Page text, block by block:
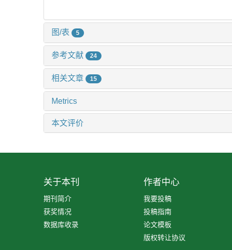
图/表 5
参考文献 24
相关文章 15
Metrics
本文评价
关于本刊
期刊简介
获奖情况
数据库收录
作者中心
我要投稿
投稿指南
论文模板
版权转让协议